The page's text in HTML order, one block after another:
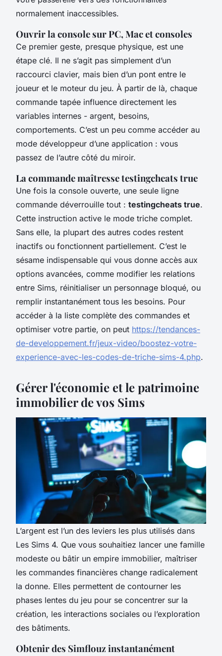
normalement inaccessibles.
Ouvrir la console sur PC, Mac et consoles
Ce premier geste, presque physique, est une
étape clé. Il ne s’agit pas simplement d’un
raccourci clavier, mais bien d’un pont entre le
joueur et le moteur du jeu. À partir de là, chaque
commande tapée influence directement les
variables internes - argent, besoins,
comportements. C’est un peu comme accéder au
mode développeur d’une application : vous
passez de l’autre côté du miroir.
La commande maîtresse testingcheats true
Une fois la console ouverte, une seule ligne
commande déverrouille tout : testingcheats true.
Cette instruction active le mode triche complet.
Sans elle, la plupart des autres codes restent
inactifs ou fonctionnent partiellement. C’est le
sésame indispensable qui vous donne accès aux
options avancées, comme modifier les relations
entre Sims, réinitialiser un personnage bloqué, ou
remplir instantanément tous les besoins. Pour
accéder à la liste complète des commandes et
optimiser votre partie, on peut https://tendances-
de-developpement.fr/jeux-video/boostez-votre-
experience-avec-les-codes-de-triche-sims-4.php.
Gérer l'économie et le patrimoine
immobilier de vos Sims
L’argent est l’un des leviers les plus utilisés dans
Les Sims 4. Que vous souhaitiez lancer une famille
modeste ou bâtir un empire immobilier, maîtriser
les commandes financières change radicalement
la donne. Elles permettent de contourner les
phases lentes du jeu pour se concentrer sur la
création, les interactions sociales ou l’exploration
des bâtiments.
Obtenir des Simflouz instantanément